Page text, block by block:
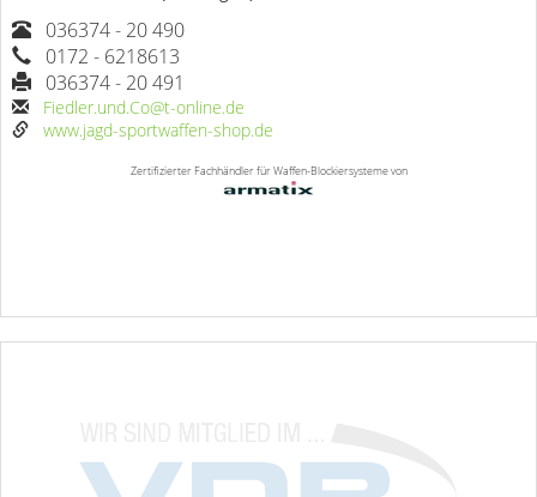
036374 - 20 490
0172 - 6218613
036374 - 20 491
Fiedler.und.Co@t-online.de
www.jagd-sportwaffen-shop.de
Zertifizierter Fachhändler für Waffen-Blockiersysteme von